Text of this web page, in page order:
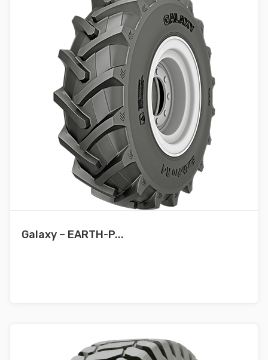
Galaxy – EARTH-P...